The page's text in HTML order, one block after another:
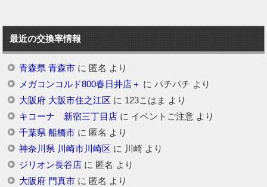
最近の交換率情報
青森県 青森市に 匿名 より
メガコンコルド800春日井店＋ に パチパチ より
大阪府 大阪市住之江区 に 123こはま より
キコーナ 新宿三丁目店に イベントご注意より
千葉県 船橋市に 匿名 より
神奈川県 川崎市川崎区 に 川崎より
ジリオン長谷店に 匿名 より
大阪府 門真市に 匿名 より